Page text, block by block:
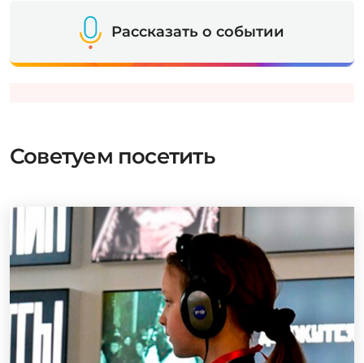
Рассказать о событии
Советуем посетить